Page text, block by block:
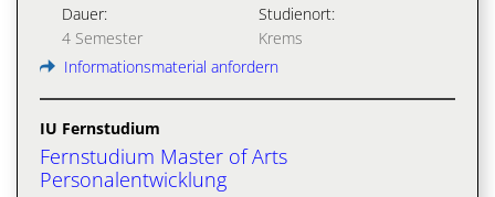
Dauer:
4 Semester
Studienort:
Krems
Informationsmaterial anfordern
IU Fernstudium
Fernstudium Master of Arts
Personalentwicklung